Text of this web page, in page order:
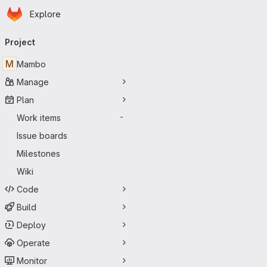
Skip to main content
Homepage
Explore
navigation
Project
M Mambo
Manage
Plan
Work items
-
Issue boards
Milestones
Wiki
Code
Build
Deploy
Operate
Monitor